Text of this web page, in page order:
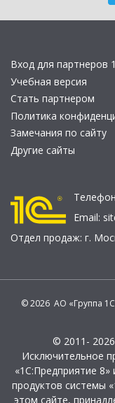
Вход для партнеров
Учебная версия
Стать партнером
Политика
Замечания по сайту
Другие сайты
Email:
Отдел продаж: г.
© 2026 АО «Группа
© 2011-
Исключительное
«1С:Предприятие
продуктов системы
этом сайте,